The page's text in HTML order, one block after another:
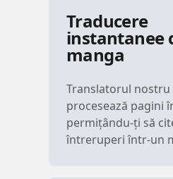
Traducere
instantanee
manga
Translatorul nostru
procesează pagini
permițându-ți să
întreruperi într-un